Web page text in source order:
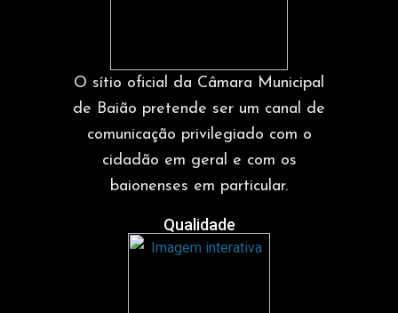
O sítio oficial da Câmara Municipal
de Baião pretende ser um canal de
comunicação privilegiado com o
cidadão em geral e com os
baionenses em particular.
Qualidade